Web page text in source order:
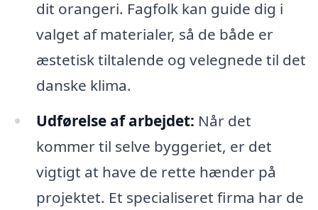
dit orangeri. Fagfolk kan guide dig i
valget af materialer, så de både er
æstetisk tiltalende og velegnede til det
danske klima.
Udførelse af arbejdet: Når det
kommer til selve byggeriet, er det
vigtigt at have de rette hænder på
projektet. Et specialiseret firma har de